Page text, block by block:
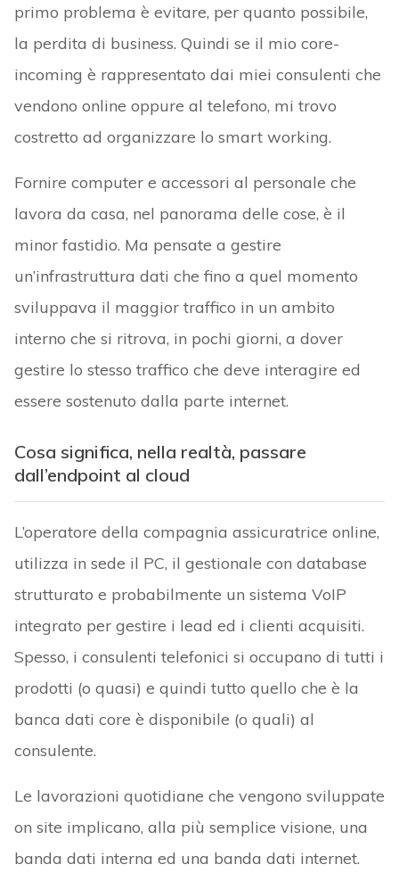
primo problema è evitare, per quanto possibile,
la perdita di business. Quindi se il mio core-
incoming è rappresentato dai miei consulenti che
vendono online oppure al telefono, mi trovo
costretto ad organizzare lo smart working.
Fornire computer e accessori al personale che
lavora da casa, nel panorama delle cose, è il
minor fastidio. Ma pensate a gestire
un’infrastruttura dati che fino a quel momento
sviluppava il maggior traffico in un ambito
interno che si ritrova, in pochi giorni, a dover
gestire lo stesso traffico che deve interagire ed
essere sostenuto dalla parte internet.
Cosa significa, nella realtà, passare
dall’endpoint al cloud
L’operatore della compagnia assicuratrice online,
utilizza in sede il PC, il gestionale con database
strutturato e probabilmente un sistema VoIP
integrato per gestire i lead ed i clienti acquisiti.
Spesso, i consulenti telefonici si occupano di tutti i
prodotti (o quasi) e quindi tutto quello che è la
banca dati core è disponibile (o quali) al
consulente.
Le lavorazioni quotidiane che vengono sviluppate
on site implicano, alla più semplice visione, una
banda dati interna ed una banda dati internet.